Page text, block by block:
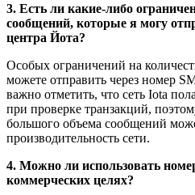
3. Есть ли какие-либо
сообщений, которые я могу
центра Йота?
Особых ограничений на
можете отправить через номер
важно отметить, что сеть Iota
при проверке транзакций,
большого объема сообщений
производительность сети.
4. Можно ли использовать
коммерческих целях?